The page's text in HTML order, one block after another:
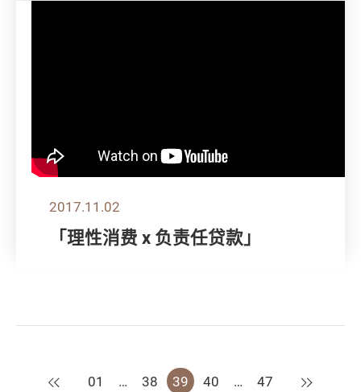
2017.11.02
「理性消费 x 负责任贷款」
上一页
01 … 38 39 40 … 47 下一页